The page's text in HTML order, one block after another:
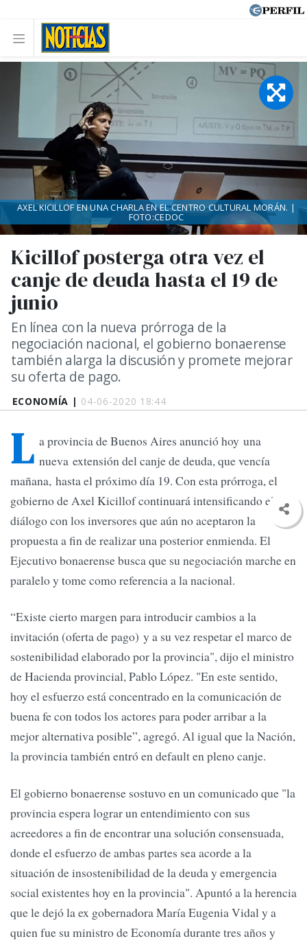
ECONOMÍA | 04-06-2020 18:44
Kicillof posterga otra vez el
canje de deuda hasta el 19 de
junio
En línea con la nueva prórroga de la
negociación nacional, el gobierno bonaerense
también alarga la discusión y promete mejorar
su oferta de pago.
AXEL KICILLOF EN UNA CHARLA EN EL CENTRO CULTURAL MORÁN. |
FOTO:CEDOC
L a provincia de Buenos Aires anunció hoy una
nueva extensión del canje de deuda, que vencía
mañana, hasta el próximo día 19. Con esta prórroga, el
gobierno de Axel Kicillof continuará intensificando el
diálogo con los inversores que aún no aceptaron la
propuesta a fin de realizar una posterior enmienda. El
Ejecutivo bonaerense busca que su negociación marche en
paralelo y tome como referencia a la nacional.
“Existe cierto margen para introducir cambios a la
invitación (oferta de pago) y a su vez respetar el marco de
sostenibilidad elaborado por la provincia", dijo el ministro
de Hacienda provincial, Pablo López. "En este sentido,
hoy el esfuerzo está concentrado en la comunicación de
buena fe con todos los actores para poder arribar a la
mejor alternativa posible”, agregó. Al igual que la Nación,
la provincia también entró en default en pleno canje.
El gobierno bonaerense sostuvo en un comunicado que "la
provincia espera lograr un entendimiento con sus
acreedores a fin de encontrar una solución consensuada,
donde el esfuerzo de ambas partes sea acorde a la
situación de insostenibilidad de la deuda y emergencia
social existentes hoy en la provincia". Apuntó a la herencia
que le dejó la ex gobernadora María Eugenia Vidal y a
quien fue su ministro de Economía durante tres años y